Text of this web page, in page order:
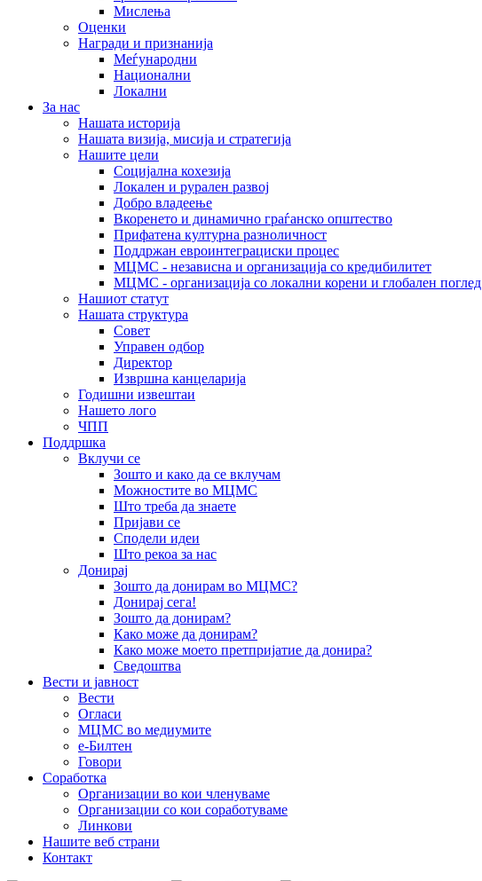
Мислења
Оценки
Награди и признанија
Меѓународни
Национални
Локални
За нас
Нашата историја
Нашата визија, мисија и стратегија
Нашите цели
Социјална кохезија
Локален и рурален развој
Добро владеење
Вкоренето и динамично граѓанско општество
Прифатена културна разноличност
Поддржан евроинтеграциски процес
МЦМС - независна и организација со кредибилитет
МЦМС - организација со локални корени и глобален поглед
Нашиот статут
Нашата структура
Совет
Управен одбор
Директор
Извршна канцеларија
Годишни извештаи
Нашето лого
ЧПП
Поддршка
Вклучи се
Зошто и како да се вклучам
Можностите во МЦМС
Што треба да знаете
Пријави се
Сподели идеи
Што рекоа за нас
Донирај
Зошто да донирам во МЦМС?
Донирај сега!
Зошто да донирам?
Како може да донирам?
Како може моето претпријатие да донира?
Сведоштва
Вести и јавност
Вести
Огласи
МЦМС во медиумите
е-Билтен
Говори
Соработка
Организации во кои членуваме
Организации со кои соработуваме
Линкови
Нашите веб страни
Контакт